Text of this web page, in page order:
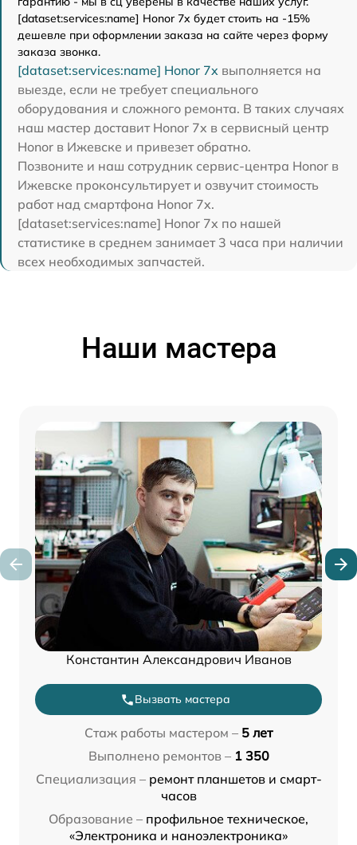
[dataset:services:name] Honor 7x будет стоить на -15%
дешевле при оформлении заказа на сайте через форму
заказа звонка.
[dataset:services:name] Honor 7x выполняется на
выезде, если не требует специального
оборудования и сложного ремонта. В таких случаях
наш мастер доставит Honor 7x в сервисный центр
Honor в Ижевске и привезет обратно.
Позвоните и наш сотрудник сервис-центра Honor в
Ижевске проконсультирует и озвучит стоимость
работ над смартфона Honor 7x.
[dataset:services:name] Honor 7x по нашей
статистике в среднем занимает 3 часа при наличии
всех необходимых запчастей.
Наши мастера
Константин Александрович Иванов
Вызвать мастера
Стаж работы мастером – 5 лет
Выполнено ремонтов – 1 350
Специализация – ремонт планшетов и смарт-
часов
Образование – профильное техническое,
«Электроника и наноэлектроника»